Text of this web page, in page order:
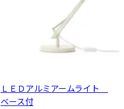
ＬＥＤアルミアームライト
ベース付